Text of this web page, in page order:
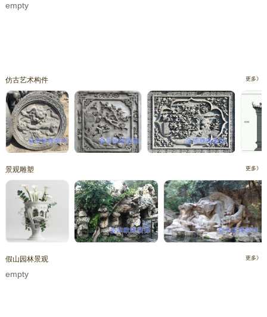
empty
仿古艺术构件 更多》
景观雕塑 更多》
假山园林景观 更多》
empty